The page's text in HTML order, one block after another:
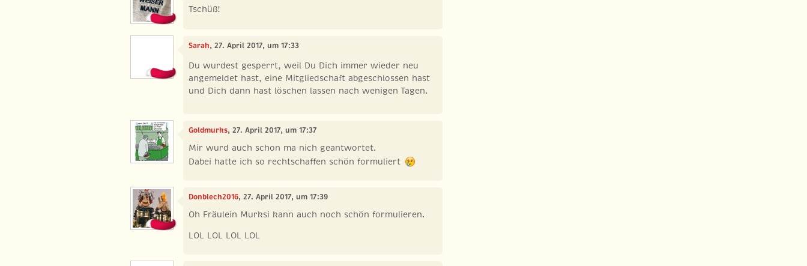
Tschüß!
Sarah, 27. April 2017, um 17:33
Du wurdest gesperrt, weil Du Dich immer wieder neu
angemeldet hast, eine Mitgliedschaft abgeschlossen hast
und Dich dann hast löschen lassen nach wenigen Tagen.
Goldmurks, 27. April 2017, um 17:37
Mir wurd auch schon ma nich geantwortet.
Dabei hatte ich so rechtschaffen schön formuliert
Donblech2016, 27. April 2017, um 17:39
Oh Fräulein Murksi kann auch noch schön formulieren.
LOL LOL LOL LOL